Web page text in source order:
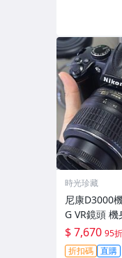
時光珍藏
尼康D3000
G VR鏡頭
拆修無翻新
跡 鏡頭-3430
$ 7,670 95折
折扣碼 直購